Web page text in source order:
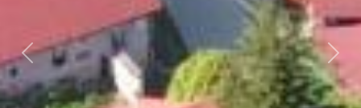
Předchozí Další